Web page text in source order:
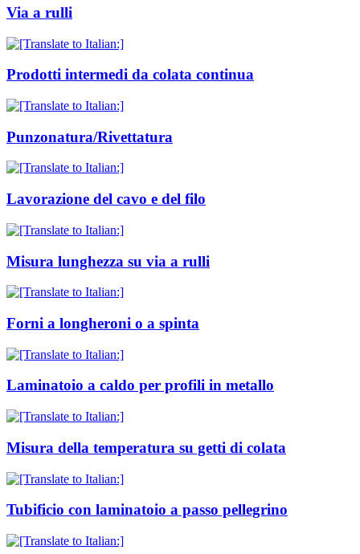
Via a rulli
Prodotti intermedi da colata continua
Punzonatura/Rivettatura
Lavorazione del cavo e del filo
Misura lunghezza su via a rulli
Forni a longheroni o a spinta
Laminatoio a caldo per profili in metallo
Misura della temperatura su getti di colata
Tubificio con laminatoio a passo pellegrino